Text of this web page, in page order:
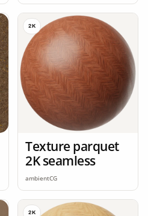
2K
Texture parquet
2K seamless
ambientCG
2K